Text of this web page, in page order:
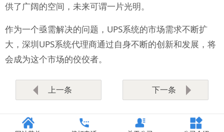
供了广阔的空间，未来可谓一片光明。
作为一个亟需解决的问题，UPS系统的市场需求不断扩
大，深圳UPS系统代理商通过自身不断的创新和发展，将
会成为这个市场的佼佼者。
上一条 下一条